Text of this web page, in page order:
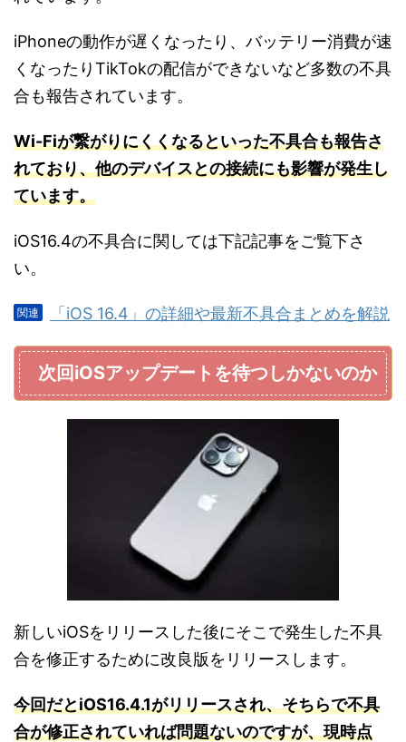
iPhoneの動作が遅くなったり、バッテリー消費が速
くなったりTikTokの配信ができないなど多数の不具
合も報告されています。
Wi-Fiが繋がりにくくなるといった不具合も報告さ
れており、他のデバイスとの接続にも影響が発生し
ています。
iOS16.4の不具合に関しては下記記事をご覧下さ
い。
「iOS 16.4」の詳細や最新不具合まとめを解説
次回iOSアップデートを待つしかないのか
新しいiOSをリリースした後にそこで発生した不具
合を修正するために改良版をリリースします。
今回だとiOS16.4.1がリリースされ、そちらで不具
合が修正されていれば問題ないのですが、現時点